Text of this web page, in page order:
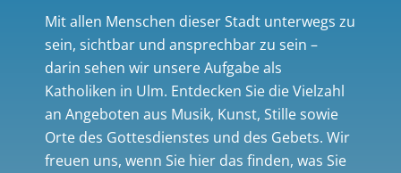
Mit allen Menschen dieser Stadt unterwegs zu
sein, sichtbar und ansprechbar zu sein –
darin sehen wir unsere Aufgabe als
Katholiken in Ulm. Entdecken Sie die Vielzahl
an Angeboten aus Musik, Kunst, Stille sowie
Orte des Gottesdienstes und des Gebets. Wir
freuen uns, wenn Sie hier das finden, was Sie